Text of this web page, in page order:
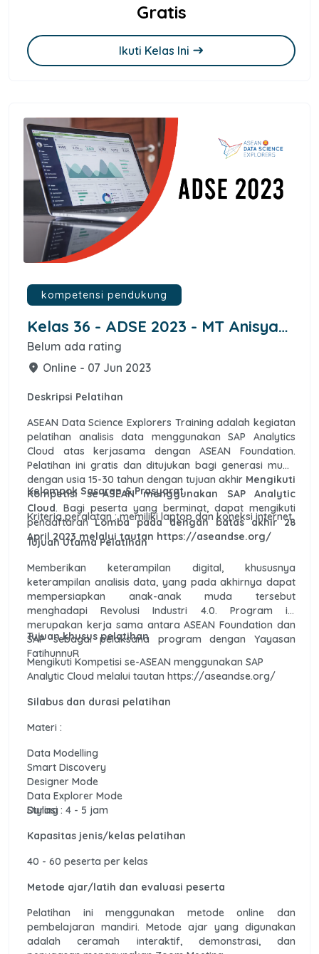
Gratis
Ikuti Kelas Ini east
kompetensi pendukung
Kelas 36 - ADSE 2023 - MT Anisya
Dewi Kusmardianto
Belum ada rating
place Online - 07 Jun 2023
Deskripsi Pelatihan
ASEAN Data Science Explorers Training adalah kegiatan
pelatihan analisis data menggunakan SAP Analytics
Cloud atas kerjasama dengan ASEAN Foundation.
Pelatihan ini gratis dan ditujukan bagi generasi muda
dengan usia 15-30 tahun dengan tujuan akhir Mengikuti
Kompetisi se-ASEAN menggunakan SAP Analytic
Cloud. Bagi peserta yang berminat, dapat mengikuti
pendaftaranLomba pada dengan batas akhir 28
April 2023 melalui tautan https://aseandse.org/
Kelompok Sasaran & Prasyarat
Kriteria peralatan : memiliki laptop dan koneksi internet.
Tujuan Utama Pelatihan
Memberikan keterampilan digital, khususnya
keterampilan analisis data, yang pada akhirnya dapat
mempersiapkan anak-anak muda tersebut
menghadapi Revolusi Industri 4.0. Program ini
merupakan kerja sama antara ASEAN Foundation dan
SAP sebagai pelaksana program dengan Yayasan
FatihunnuR
Tujuan khusus pelatihan
Mengikuti Kompetisi se-ASEAN menggunakan SAP
Analytic Cloud melalui tautan https://aseandse.org/
Silabus dan durasi pelatihan
Materi :
Data Modelling
Smart Discovery
Designer Mode
Data Explorer Mode
Styling
Durasi : 4 - 5 jam
Kapasitas jenis/kelas pelatihan
40 - 60 peserta per kelas
Metode ajar/latih dan evaluasi peserta
Pelatihan ini menggunakan metode online dan
pembelajaran mandiri. Metode ajar yang digunakan
adalah ceramah interaktif, demonstrasi, dan